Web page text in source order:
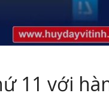
11 với